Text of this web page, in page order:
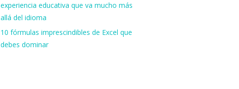
experiencia educativa que va mucho más
allá del idioma
10 fórmulas imprescindibles de Excel que
debes dominar